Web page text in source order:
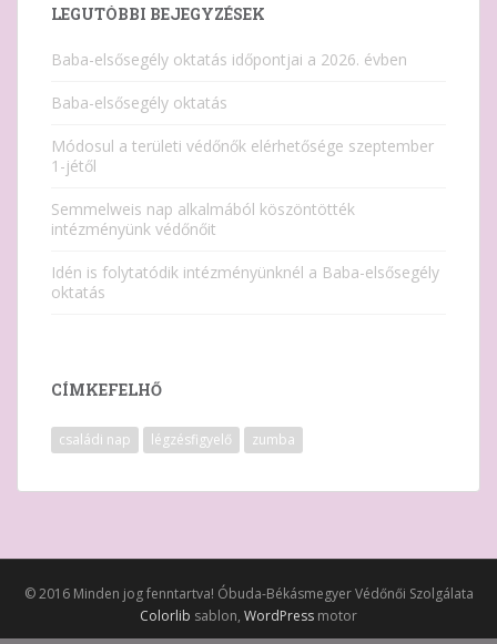
LEGUTÓBBI BEJEGYZÉSEK
Baba-elsősegély oktatás időpontjai a 2026. évben
Baba-elsősegély oktatás
Módosul a területi védőnők elérhetősége szeptember
1-jétől
Semmelweis nap alkalmából köszöntötték
intézményünk védőnőit
Idén is folytatódik intézményünknél a Baba-elsősegély
oktatás
CÍMKEFELHŐ
családi nap légzésfigyelő zumba
© 2016 Minden jog fenntartva! Óbuda-Békásmegyer Védőnői Szolgálata
Colorlib sablon, WordPress motor